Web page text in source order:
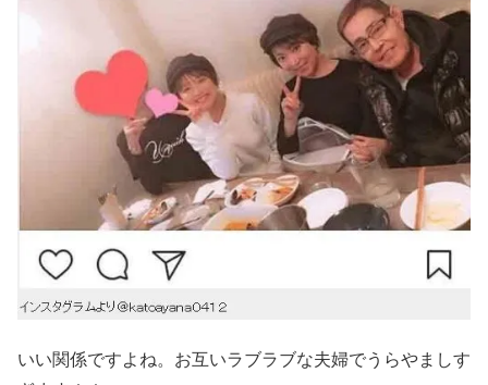
いい関係ですよね。お互いラブラブな夫婦でうらやましす